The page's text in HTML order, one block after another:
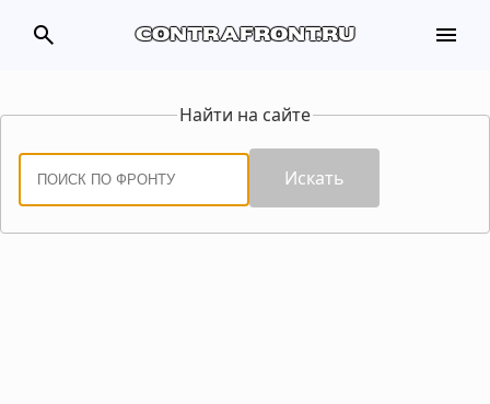
search contrafront.ru menu
Найти на сайте
Искать